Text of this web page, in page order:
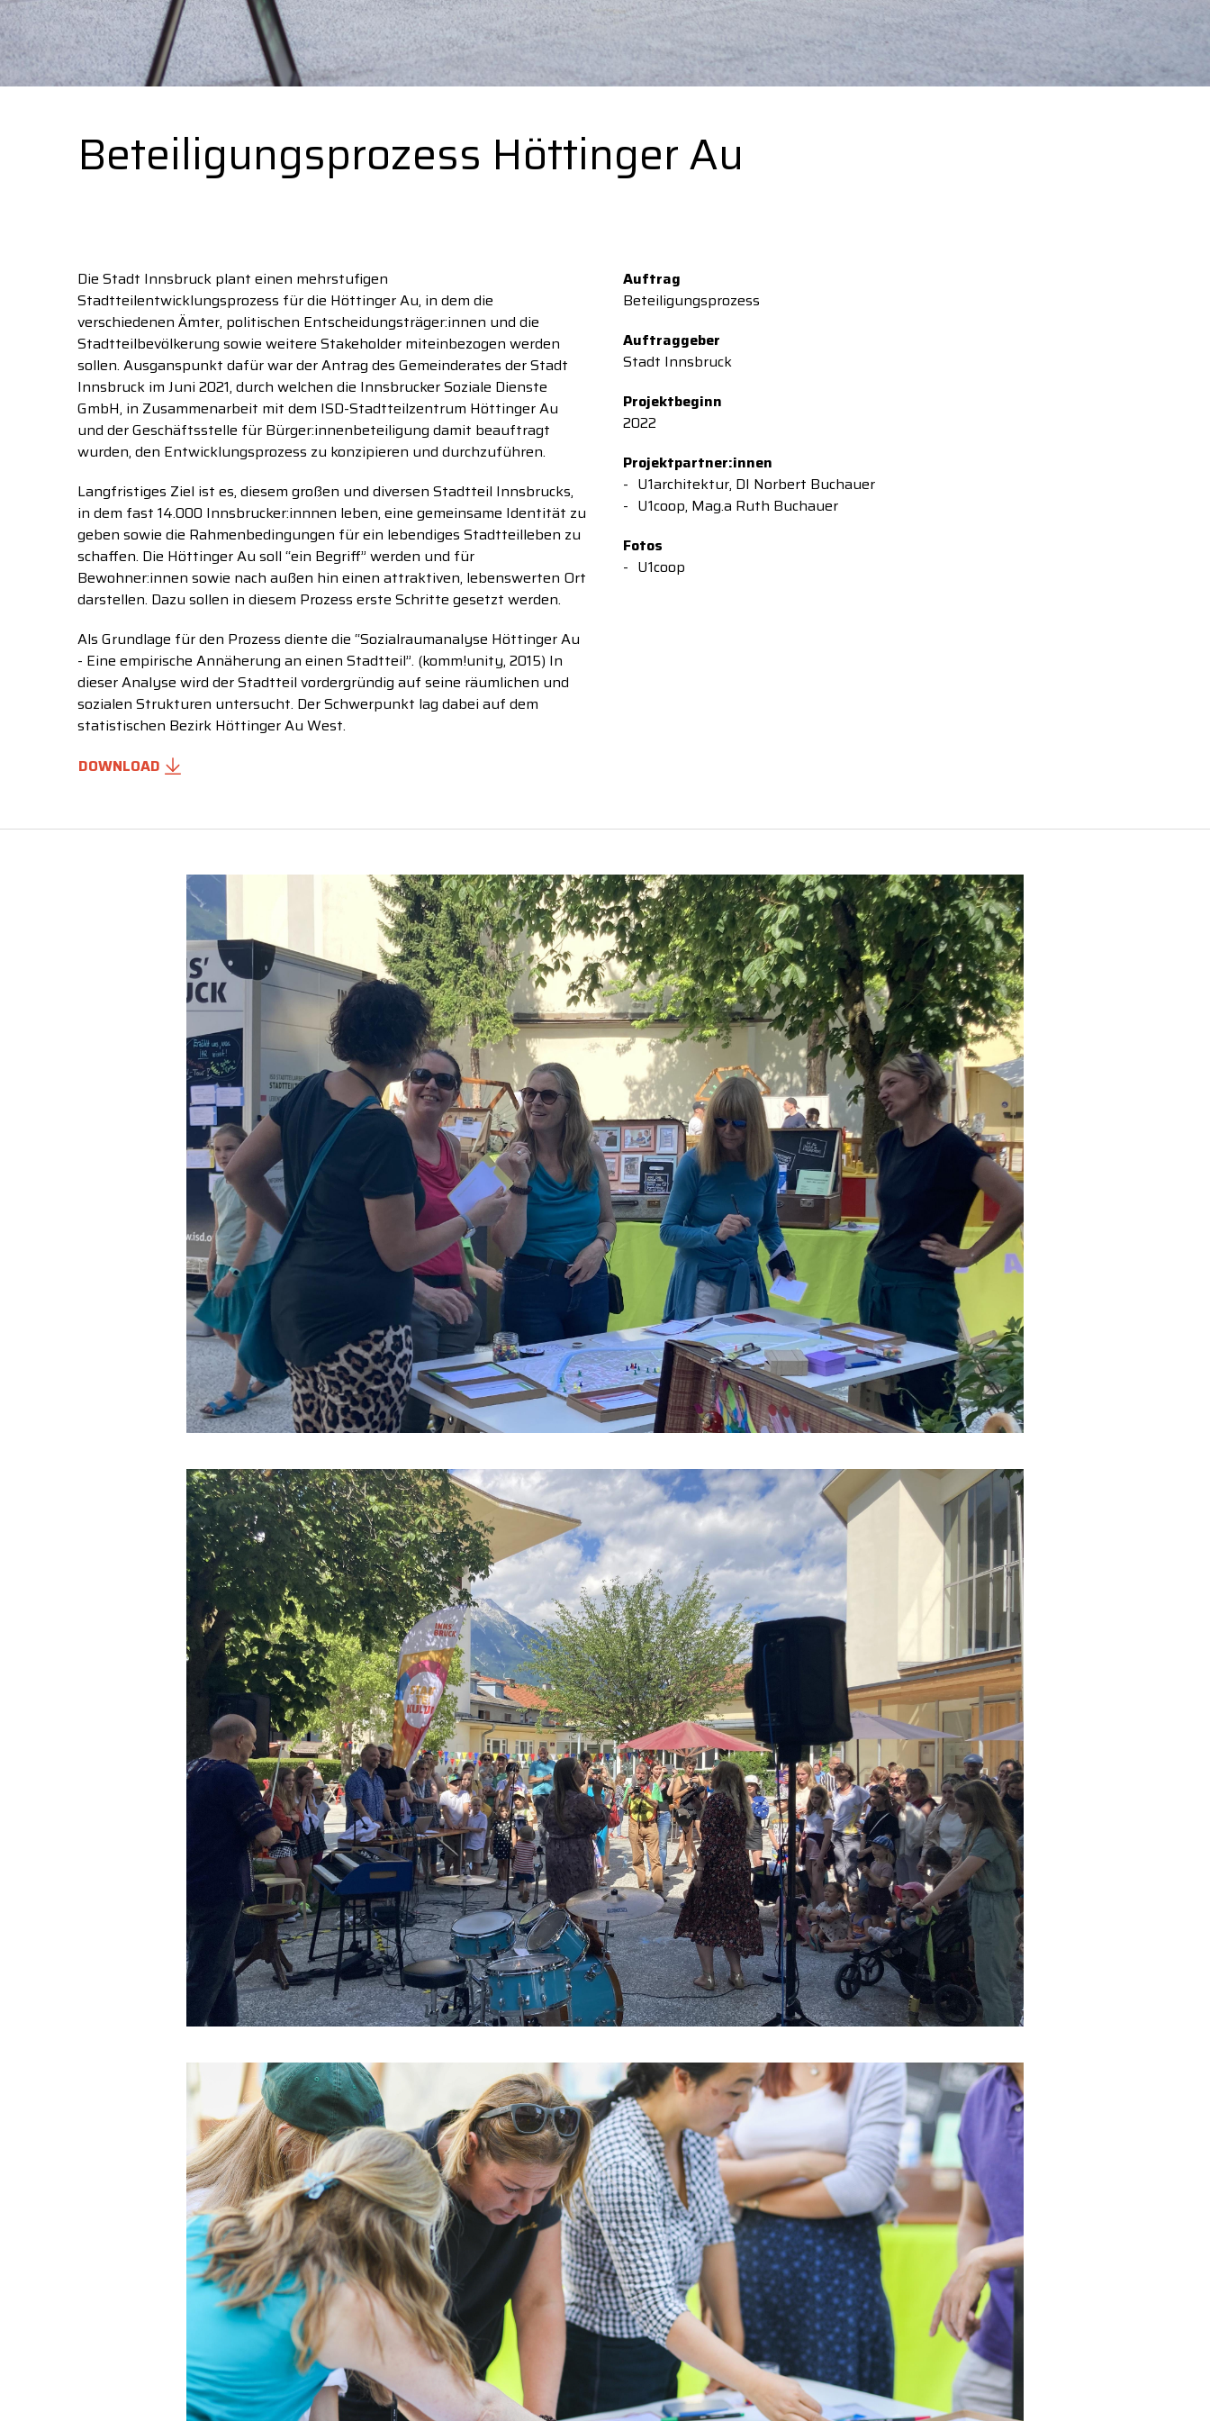
Beteiligungsprozess Höttinger Au
Die Stadt Innsbruck plant einen mehrstufigen
Stadtteilentwicklungsprozess für die Höttinger Au, in dem die
verschiedenen Ämter, politischen Entscheidungsträger:innen und die
Stadtteilbevölkerung sowie weitere Stakeholder miteinbezogen werden
sollen. Ausganspunkt dafür war der Antrag des Gemeinderates der Stadt
Innsbruck im Juni 2021, durch welchen die Innsbrucker Soziale Dienste
GmbH, in Zusammenarbeit mit dem ISD-Stadtteilzentrum Höttinger Au
und der Geschäftsstelle für Bürger:innenbeteiligung damit beauftragt
wurden, den Entwicklungsprozess zu konzipieren und durchzuführen.
Langfristiges Ziel ist es, diesem großen und diversen Stadtteil Innsbrucks,
in dem fast 14.000 Innsbrucker:innnen leben, eine gemeinsame Identität zu
geben sowie die Rahmenbedingungen für ein lebendiges Stadtteilleben zu
schaffen. Die Höttinger Au soll “ein Begriff” werden und für
Bewohner:innen sowie nach außen hin einen attraktiven, lebenswerten Ort
darstellen. Dazu sollen in diesem Prozess erste Schritte gesetzt werden.
Als Grundlage für den Prozess diente die “Sozialraumanalyse Höttinger Au
- Eine empirische Annäherung an einen Stadtteil”. (komm!unity, 2015) In
dieser Analyse wird der Stadtteil vordergründig auf seine räumlichen und
sozialen Strukturen untersucht. Der Schwerpunkt lag dabei auf dem
statistischen Bezirk Höttinger Au West.
DOWNLOAD
Auftrag
Beteiligungsprozess
Auftraggeber
Stadt Innsbruck
Projektbeginn
2022
Projektpartner:innen
U1architektur, DI Norbert Buchauer
U1coop, Mag.a Ruth Buchauer
Fotos
U1coop